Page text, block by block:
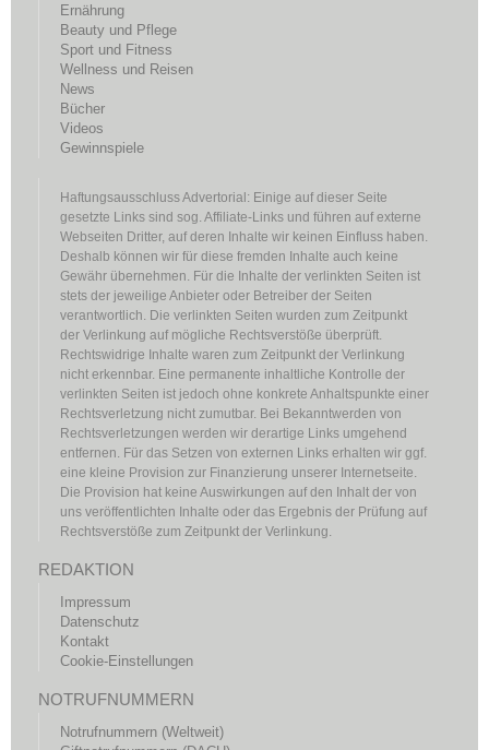
Ernährung
Beauty und Pflege
Sport und Fitness
Wellness und Reisen
News
Bücher
Videos
Gewinnspiele
Haftungsausschluss Advertorial: Einige auf dieser Seite
gesetzte Links sind sog. Affiliate-Links und führen auf externe
Webseiten Dritter, auf deren Inhalte wir keinen Einfluss haben.
Deshalb können wir für diese fremden Inhalte auch keine
Gewähr übernehmen. Für die Inhalte der verlinkten Seiten ist
stets der jeweilige Anbieter oder Betreiber der Seiten
verantwortlich. Die verlinkten Seiten wurden zum Zeitpunkt
der Verlinkung auf mögliche Rechtsverstöße überprüft.
Rechtswidrige Inhalte waren zum Zeitpunkt der Verlinkung
nicht erkennbar. Eine permanente inhaltliche Kontrolle der
verlinkten Seiten ist jedoch ohne konkrete Anhaltspunkte einer
Rechtsverletzung nicht zumutbar. Bei Bekanntwerden von
Rechtsverletzungen werden wir derartige Links umgehend
entfernen. Für das Setzen von externen Links erhalten wir ggf.
eine kleine Provision zur Finanzierung unserer Internetseite.
Die Provision hat keine Auswirkungen auf den Inhalt der von
uns veröffentlichten Inhalte oder das Ergebnis der Prüfung auf
Rechtsverstöße zum Zeitpunkt der Verlinkung.
REDAKTION
Impressum
Datenschutz
Kontakt
Cookie-Einstellungen
NOTRUFNUMMERN
Notrufnummern (Weltweit)